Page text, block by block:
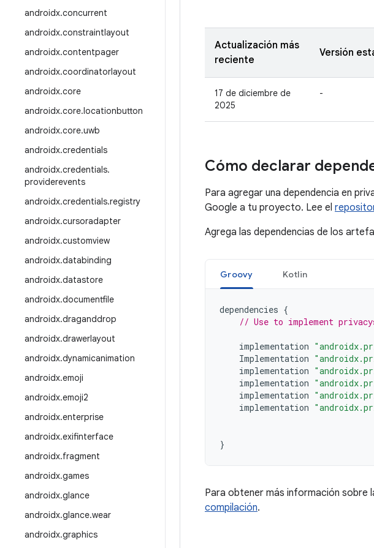
androidx.concurrent
androidx.constraintlayout
androidx.contentpager
androidx.coordinatorlayout
androidx.core
androidx.core.locationbutton
androidx.core.uwb
androidx.credentials
androidx.credentials.
providerevents
androidx.credentials.registry
androidx.cursoradapter
androidx.customview
androidx.databinding
androidx.datastore
androidx.documentfile
androidx.draganddrop
androidx.drawerlayout
androidx.dynamicanimation
androidx.emoji
androidx.emoji2
androidx.enterprise
androidx.exifinterface
androidx.fragment
androidx.games
androidx.glance
androidx.glance.wear
androidx.graphics
Actualización más
reciente
Versión
17 de diciembre de
2025
-
Cómo declarar
Para agregar una dependencia en
Google a tu proyecto. Lee el
Agrega las dependencias de los
Groovy Kotlin
dependencies {
// Use to implement
implementation
Implementation
implementation
implementation
implementation
implementation
}
Para obtener más información sobre
compilación.